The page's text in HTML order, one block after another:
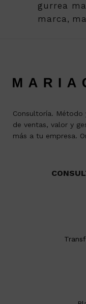
gurrea
marca,
Consultoría. Método
de ventas, valor y
más a tu empresa.